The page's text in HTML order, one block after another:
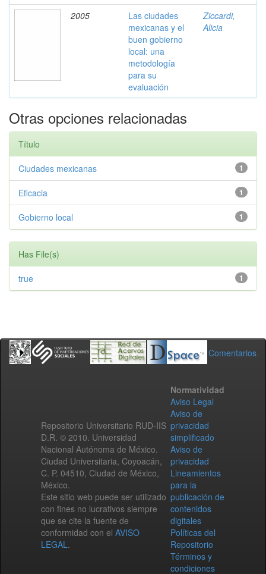
2005
Las ciudades
mexicanas y el
buen gobierno
local: una
metodología
para su
evaluación
Ziccardi,
Alicia
Otras opciones relacionadas
Título
1
Ciudades mexicanas
1
Eficacia
1
Gobierno local
Has File(s)
1
true
Comentarios
Repositorio Universitario RUD-IIS
D.R. © 2010. Universidad
Nacional Autónoma de México.
Ciudad Universitaria, Coyoacán,
C. P. 04510, Ciudad de México,
México.
Este sitio web puede ser utilizado
con fines no lucrativos siempre
que se cite la fuente de
conformidad con el AVISO
LEGAL.
Normatividad
Aviso Legal
Aviso de
privacidad
simplificado
Aviso de
privacidad
Lineamientos
para la
publicación de
contenidos
digitales
Políticas del
Repositorio
Términos y
condiciones